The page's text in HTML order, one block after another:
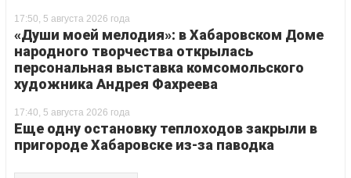
17:50, 5 августа 2026 года
«Души моей мелодия»: в Хабаровском Доме
народного творчества открылась
персональная выставка комсомольского
художника Андрея Фахреева
17:40, 5 августа 2026 года
Еще одну остановку теплоходов закрыли в
пригороде Хабаровске из-за паводка